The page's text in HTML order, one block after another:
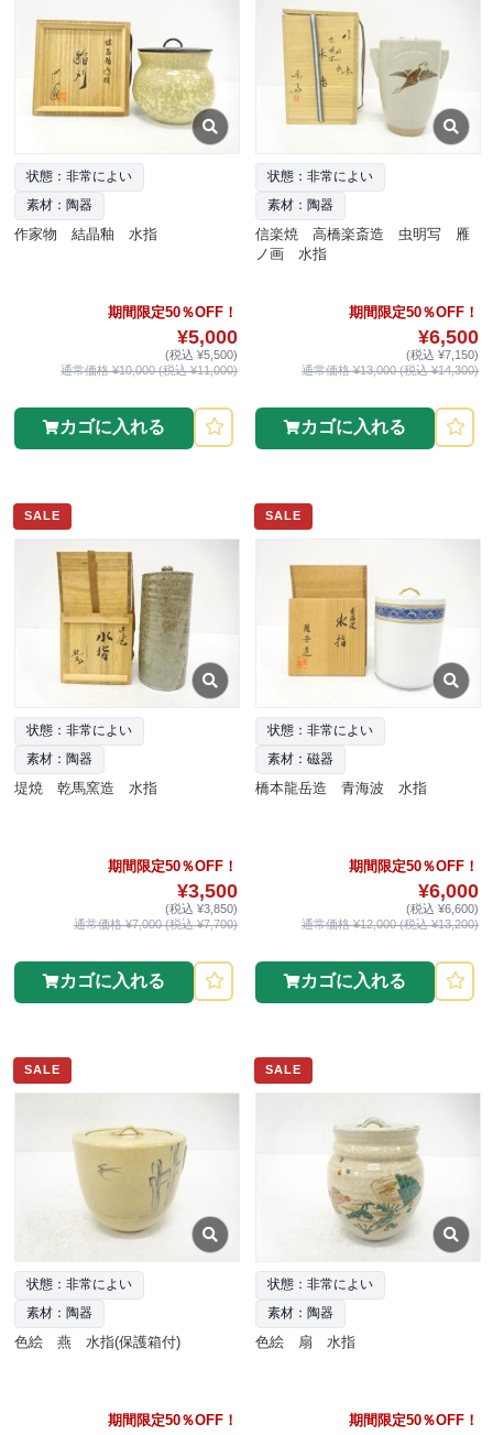
状態：非常によい
素材：陶器
作家物 結晶釉 水指
期間限定50％OFF！
¥5,000
(税込 ¥5,500)
通常価格 ¥10,000 (税込 ¥11,000)
カゴに入れる
状態：非常によい
素材：陶器
信楽焼 高橋楽斎造 虫明写 雁
ノ画 水指
期間限定50％OFF！
¥6,500
(税込 ¥7,150)
通常価格 ¥13,000 (税込 ¥14,300)
カゴに入れる
SALE
状態：非常によい
素材：陶器
堤焼 乾馬窯造 水指
期間限定50％OFF！
¥3,500
(税込 ¥3,850)
通常価格 ¥7,000 (税込 ¥7,700)
カゴに入れる
SALE
状態：非常によい
素材：磁器
橋本龍岳造 青海波 水指
期間限定50％OFF！
¥6,000
(税込 ¥6,600)
通常価格 ¥12,000 (税込 ¥13,200)
カゴに入れる
SALE
状態：非常によい
素材：陶器
色絵 燕 水指(保護箱付)
期間限定50％OFF！
SALE
状態：非常によい
素材：陶器
色絵 扇 水指
期間限定50％OFF！